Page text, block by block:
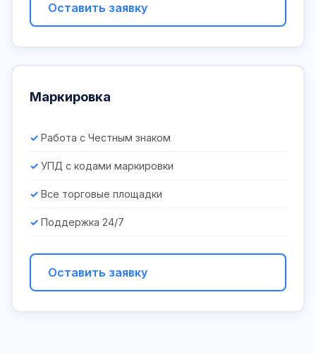
Оставить заявку
Маркировка
Работа с Честным знаком
УПД с кодами маркировки
Все торговые площадки
Поддержка 24/7
Оставить заявку